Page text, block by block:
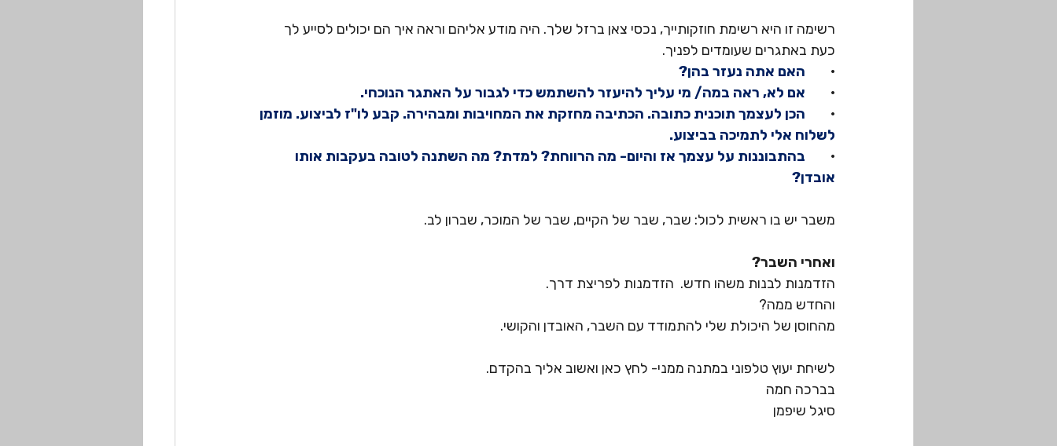
רשימה זו היא רשימת חוזקותייך, נכסי צאן ברזל שלך. היה מודע אליהם וראה איך הם יכולים לסייע לך
כעת באתגרים שעומדים לפניך.
· האם אתה נעזר בהן?
· אם לא, ראה במה/ מי עליך להיעזר להשתמש כדי לגבור על האתגר הנוכחי.
· הכן לעצמך תוכנית כתובה. הכתיבה מחזקת את המחויבות ומבהירה. קבע לו"ז לביצוע. מוזמן
לשלוח אלי לתמיכה בביצוע.
· בהתבוננות על עצמך אז והיום- מה הרווחת? למדת? מה השתנה לטובה בעקבות אותו
אובדן?
משבר יש בו ראשית לכול: שבר, שבר של הקיים, שבר של המוכר, שברון לב.
ואחרי השבר?
הזדמנות לבנות משהו חדש.  הזדמנות לפריצת דרך.
והחדש ממה?
מהחוסן של היכולת שלי להתמודד עם השבר, האובדן והקושי.
לשיחת יעוץ טלפוני במתנה ממני- לחץ כאן ואשוב אליך בהקדם.
בברכה חמה
סיגל שיפמן